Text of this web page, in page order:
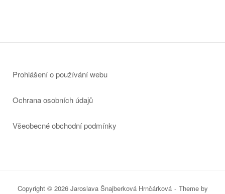
Prohlášení o používání webu
Ochrana osobních údajů
Všeobecné obchodní podmínky
Copyright © 2026 Jaroslava Šnajberková Hrnčárková Theme by